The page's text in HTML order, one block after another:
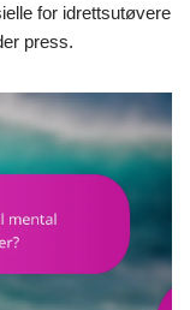
for idrettsutøvere
press.